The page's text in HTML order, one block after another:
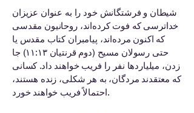
شیطان و فرشتگانش خود را به عنوان عزیزان
خداترسی که فوت کرده‌اند، روحانیون مقدسی
که اکنون مرده‌اند، پیامبران کتاب مقدس یا
حتی رسولان مسیح (دوم قرنتیان ۱۱:۱۳) جا
زدن، میلیاردها نفر را فریب خواهند داد. کسانی
که معتقدند مردگان، به هر شکلی، زنده هستند،
احتمالاً فریب خواهند خورد.